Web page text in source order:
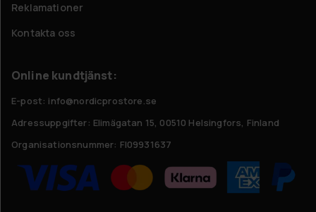
Reklamationer
Kontakta oss
Online kundtjänst:
E-post: info@nordicprostore.se
Adressuppgifter: Elimägatan 15, 00510 Helsingfors, Finland
Organisationsnummer: FI09931637